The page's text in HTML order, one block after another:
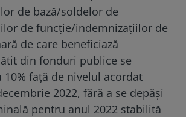
de bază/soldelor de
de funcţie/indemnizaţiilor de
de care beneficiază
din fonduri publice se
10% faţă de nivelul acordat
2022, fără a se depăși
pentru anul 2022 stabilită